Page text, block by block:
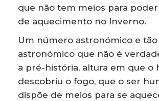
que não tem meios para
de aquecimento no Inverno.
Um número astronómico e tão
astronómico que não é
a pré-história, altura em que o
descobriu o fogo, que o ser
dispõe de meios para se